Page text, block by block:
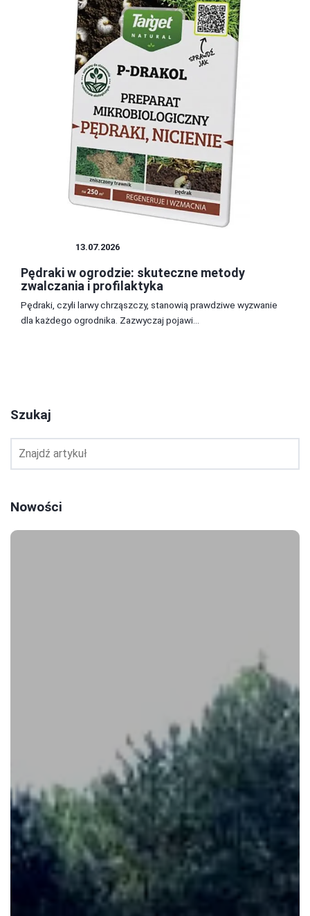
13.07.2026
Pędraki w ogrodzie: skuteczne metody
zwalczania i profilaktyka
Pędraki, czyli larwy chrząszczy, stanowią prawdziwe wyzwanie
dla każdego ogrodnika. Zazwyczaj pojawi...
Szukaj
Nowości